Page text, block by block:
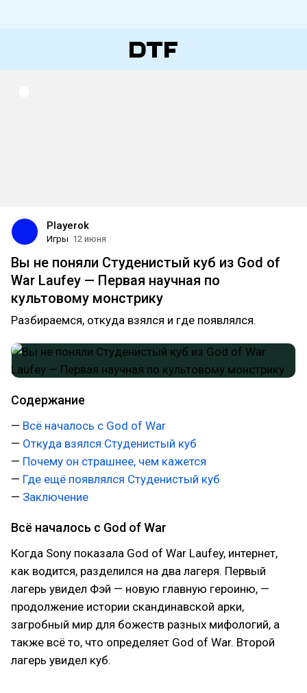
Playerok
Игры 12 июня
Вы не поняли Студенистый куб из God of
War Laufey — Первая научная по
культовому монстрику
Разбираемся, откуда взялся и где появлялся.
Содержание
— Всё началось с God of War
— Откуда взялся Студенистый куб
— Почему он страшнее, чем кажется
— Где ещё появлялся Студенистый куб
— Заключение
Всё началось с God of War
Когда Sony показала God of War Laufey, интернет,
как водится, разделился на два лагеря. Первый
лагерь увидел Фэй — новую главную героиню, —
продолжение истории скандинавской арки,
загробный мир для божеств разных мифологий, а
также всё то, что определяет God of War. Второй
лагерь увидел куб.